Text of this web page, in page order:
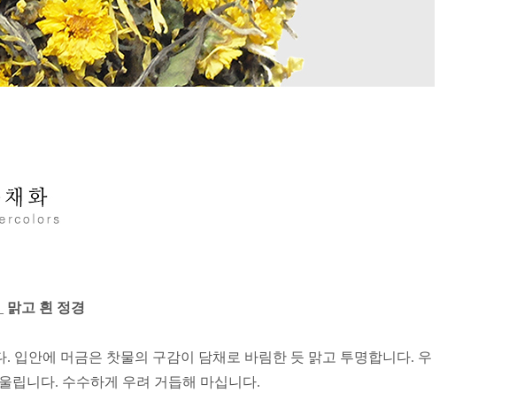
맑고 흰 정경
. 입안에 머금은 찻물의 구감이 담채로 바림한 듯 맑고 투명합니다. 우
립니다. 수수하게 우려 거듭해 마십니다.